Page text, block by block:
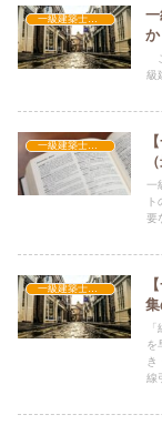
一級建築士の資格について
級
一級建築士学科
一
要
一級建築士学科
集
を
き
線